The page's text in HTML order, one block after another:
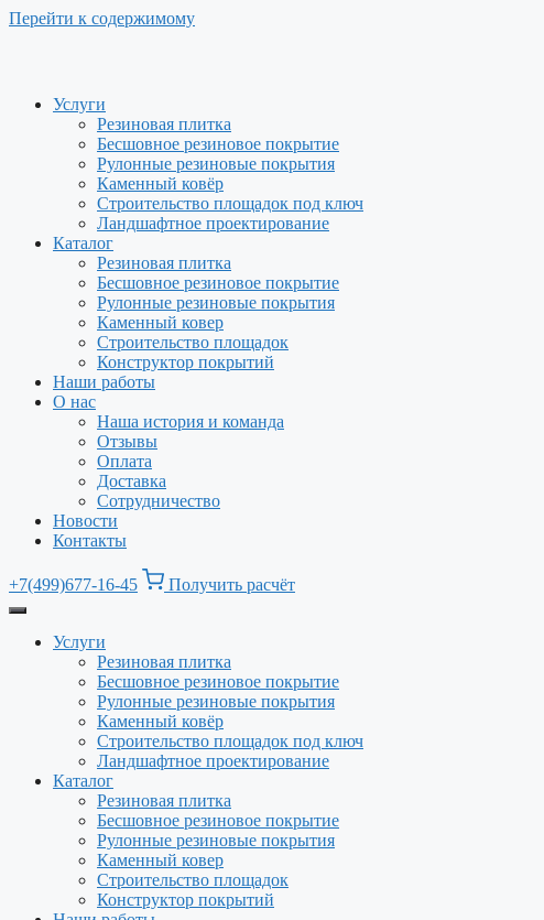
Перейти к содержимому
Услуги
Резиновая плитка
Бесшовное резиновое покрытие
Рулонные резиновые покрытия
Каменный ковёр
Строительство площадок под ключ
Ландшафтное проектирование
Каталог
Резиновая плитка
Бесшовное резиновое покрытие
Рулонные резиновые покрытия
Каменный ковер
Строительство площадок
Конструктор покрытий
Наши работы
О нас
Наша история и команда
Отзывы
Оплата
Доставка
Сотрудничество
Новости
Контакты
+7(499)677-16-45 Получить расчёт
Услуги
Резиновая плитка
Бесшовное резиновое покрытие
Рулонные резиновые покрытия
Каменный ковёр
Строительство площадок под ключ
Ландшафтное проектирование
Каталог
Резиновая плитка
Бесшовное резиновое покрытие
Рулонные резиновые покрытия
Каменный ковер
Строительство площадок
Конструктор покрытий